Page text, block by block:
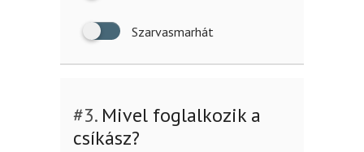
Szarvasmarhát
#3.Mivel foglalkozik a
csíkász?